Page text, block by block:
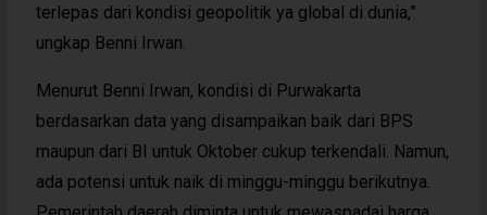
terlepas dari kondisi geopolitik ya global di dunia,”
ungkap Benni Irwan.
Menurut Benni Irwan, kondisi di Purwakarta
berdasarkan data yang disampaikan baik dari BPS
maupun dari BI untuk Oktober cukup terkendali. Namun,
ada potensi untuk naik di minggu-minggu berikutnya.